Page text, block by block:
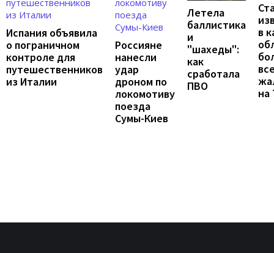
Испания объявила
о пограничном
контроле для
путешественников
из Италии
Россияне
нанесли
удар
дроном по
локомотиву
поезда
Сумы-Киев
Летела
баллистика
и
"шахеды":
как
сработала
ПВО
в
на